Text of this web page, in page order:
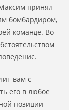
принял
бомбардиром,
команде. Во
вам с
его в любое
позиции